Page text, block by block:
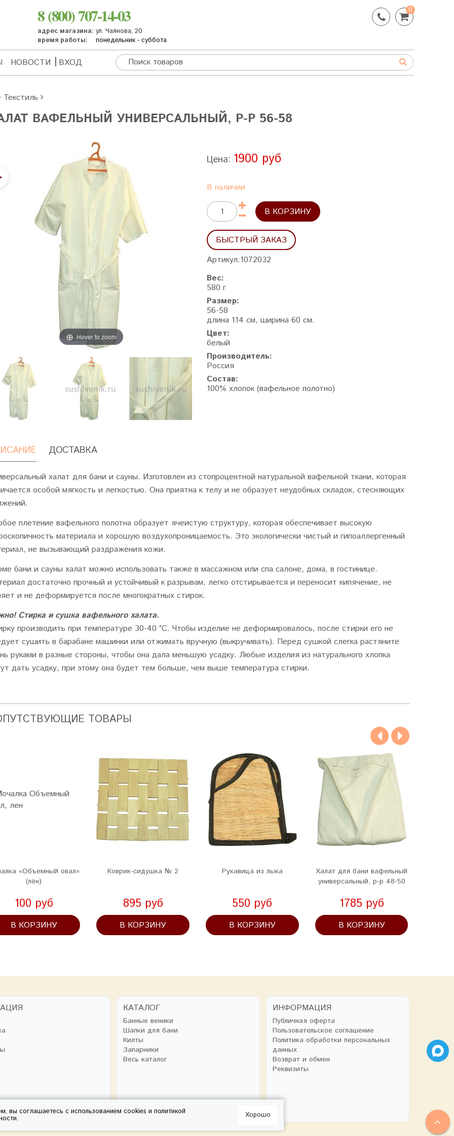
8 (800) 707-14-03
адрес магазина:ул. Чаянова, 20
время работы:
понедельник - суббота
0
НОВОСТИ ВХОД
Текстиль
ВАФЕЛЬНЫЙ УНИВЕРСАЛЬНЫЙ, Р-Р 56-58
Hover to zoom
Цена: 1900 руб
В наличии
В КОРЗИНУ
БЫСТРЫЙ ЗАКАЗ
Артикул:1072032
Вес:
580 г
Размер:
56-58
длина 114 см, ширина 60 см.
Цвет:
белый
Производитель:
Россия
Состав:
100% хлопок (вафельное полотно)
ДОСТАВКА
халат для бани и сауны. Изготовлен из стопроцентной натуральной вафельной ткани, которая
особой мягкость и легкостью. Она приятна к телу и не образует неудобных складок, стесняющих
плетение вафельного полотна образует ячеистую структуру, которая обеспечивает высокую
материала и хорошую воздухопроницаемость. Это экологически чистый и гипоаллергенный
не вызывающий раздражения кожи.
бани и сауны халат можно использовать также в массажном или спа салоне, дома, в гостинице.
достаточно прочный и устойчивый к разрывам, легко отстирывается и переносит кипячение, не
и не деформируется после многократных стирок.
Стирка и сушка вафельного халата.
производить при температуре 30-40 °C. Чтобы изделие не деформировалось, после стирки его не
сушить в барабане машинки или отжимать вручную (выкручивать). Перед сушкой слегка растяните
руками в разные стороны, чтобы она дала меньшую усадку. Любые изделия из натурального хлопка
дать усадку, при этому она будет тем больше, чем выше температура стирки.
ТОВАРЫ
«Объемный овал»
(лён)
100 руб
В КОРЗИНУ
Коврик-сидушка № 2
895 руб
В КОРЗИНУ
Рукавица из лыка
550 руб
В КОРЗИНУ
Халат для бани вафельный
универсальный, р-р 48-50
1785 руб
В КОРЗИНУ
КАТАЛОГ
Банные веники
Шапки для бани
Килты
Запарники
Весь каталог
ИНФОРМАЦИЯ
Публичная оферта
Пользовательское соглашение
Политика обработки персональных
данных
Возврат и обмен
Реквизиты
вы соглашаетесь с использованием cookies и политикой
. Хорошо